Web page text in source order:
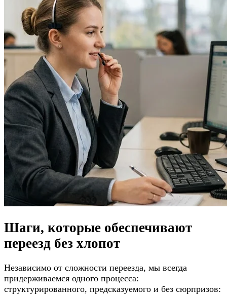
Шаги, которые обеспечивают
переезд без хлопот
Независимо от сложности переезда, мы всегда
придерживаемся одного процесса:
структурированного, предсказуемого и без сюрпризов: